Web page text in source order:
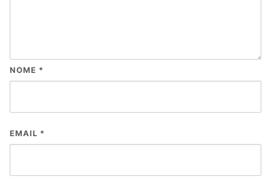
NOME *
EMAIL *